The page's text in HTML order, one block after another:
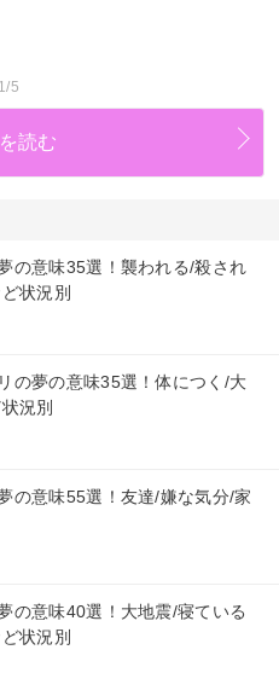
1/5
読む
の意味35選！襲われる/殺され
状況別
の夢の意味35選！体につく/大
況別
の意味55選！友達/嫌な気分/家
の意味40選！大地震/寝ている
状況別